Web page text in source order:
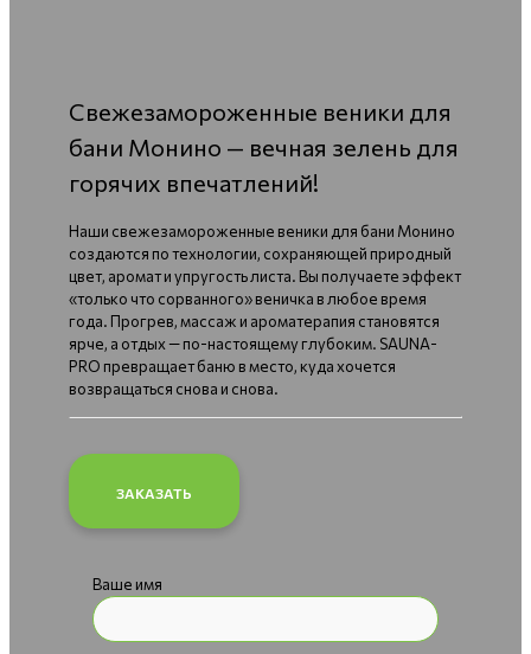
Свежезамороженные веники для
бани Монино — вечная зелень для
горячих впечатлений!
Наши свежезамороженные веники для бани Монино
создаются по технологии, сохраняющей природный
цвет, аромат и упругость листа. Вы получаете эффект
«только что сорванного» веничка в любое время
года. Прогрев, массаж и ароматерапия становятся
ярче, а отдых — по-настоящему глубоким. SAUNA-
PRO превращает баню в место, куда хочется
возвращаться снова и снова.
ЗАКАЗАТЬ
Ваше имя